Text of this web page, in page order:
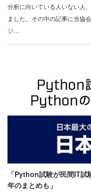
分析に向いている人いない人
ました。その中の記事に当協
ジ…
「Python試験が民間IT
年のまとめも」